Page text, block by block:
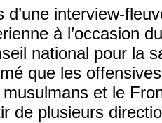
d’une interview-
à l’occasion
national pour la
que les
et le
de plusieurs